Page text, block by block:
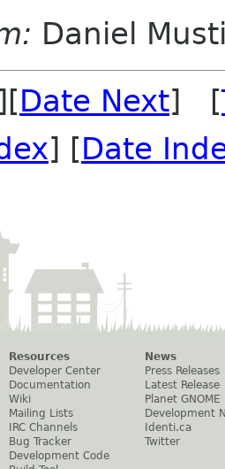
Daniel
][Date Next] [
] [Date
Resources
Developer Center
Documentation
Wiki
Mailing Lists
IRC Channels
Bug Tracker
Development Code
News
Press Releases
Latest Release
Planet GNOME
Development
Identi.ca
Twitter